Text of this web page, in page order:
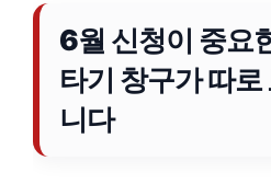
6월 신청이 중요
타기 창구가 따
니다